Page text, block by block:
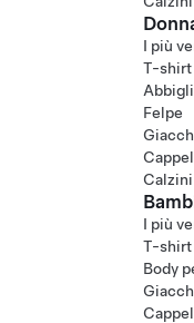
I più
T-shirt
Felpe
Calzini
I più
T-shirt
Body